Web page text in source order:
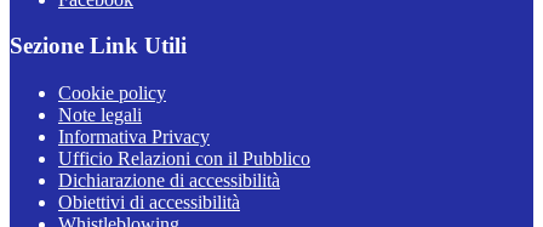
Sezione Link Utili
Cookie policy
Note legali
Informativa Privacy
Ufficio Relazioni con il Pubblico
Dichiarazione di accessibilità
Obiettivi di accessibilità